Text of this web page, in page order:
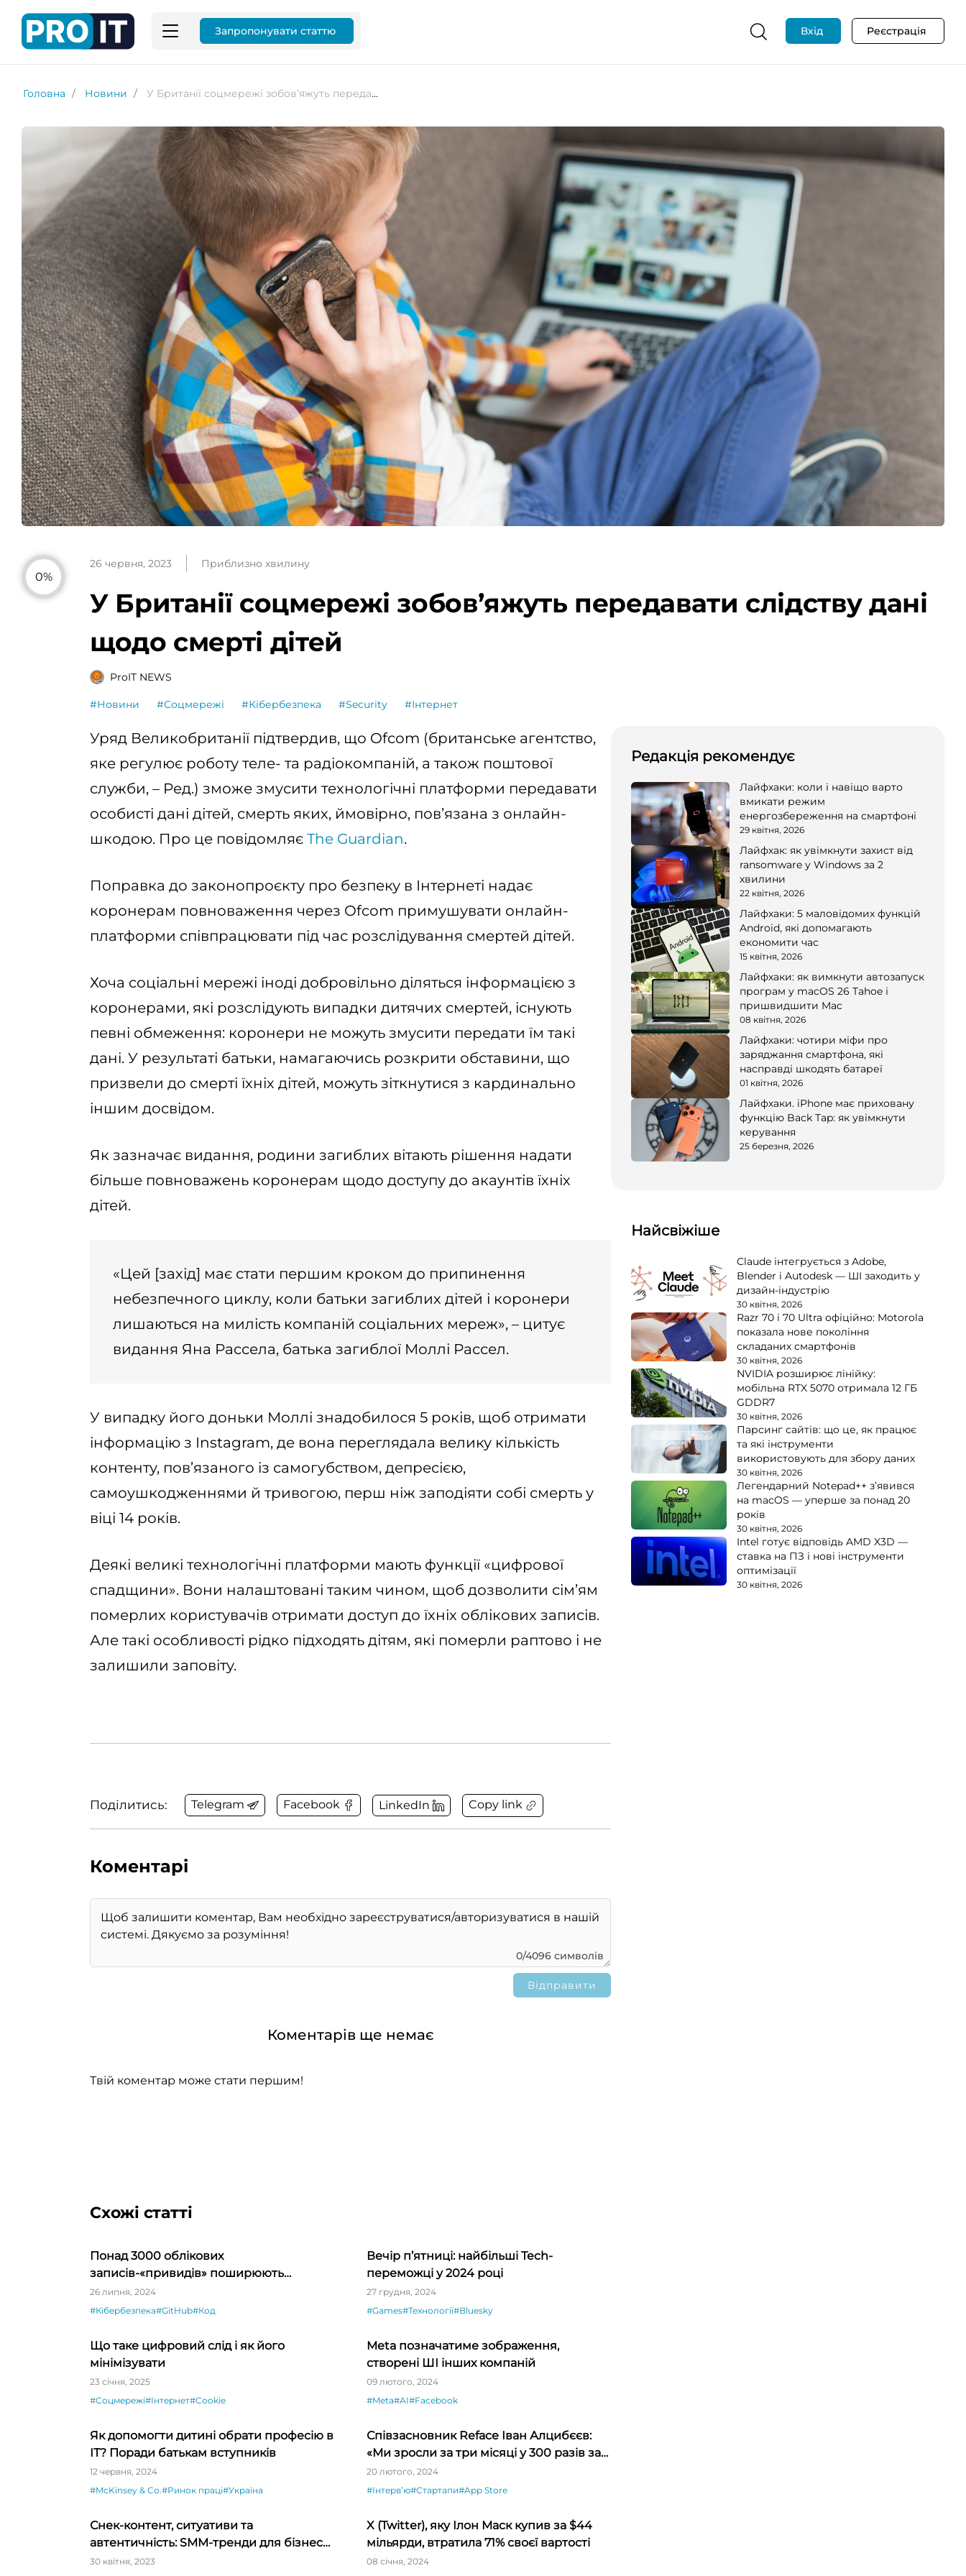
Запропонувати статтю Вхід Реєстрація
Головна Новини У Британії соцмережі зобов’яжуть передавати слідству дані щодо смерті дітей
0%
26 червня, 2023 Приблизно хвилину
У Британії соцмережі зобов’яжуть передавати слідству дані
щодо смерті дітей
ProIT NEWS
#Новини #Соцмережі #Кібербезпека #Security #Інтернет
Уряд Великобританії підтвердив, що Ofcom (британське агентство,
яке регулює роботу теле- та радіокомпаній, а також поштової
служби, – Ред.) зможе змусити технологічні платформи передавати
особисті дані дітей, смерть яких, ймовірно, пов’язана з онлайн-
шкодою. Про це повідомляє The Guardian.
Поправка до законопроєкту про безпеку в Інтернеті надає
коронерам повноваження через Ofcom примушувати онлайн-
платформи співпрацювати під час розслідування смертей дітей.
Хоча соціальні мережі іноді добровільно діляться інформацією з
коронерами, які розслідують випадки дитячих смертей, існують
певні обмеження: коронери не можуть змусити передати їм такі
дані. У результаті батьки, намагаючись розкрити обставини, що
призвели до смерті їхніх дітей, можуть зіткнутися з кардинально
іншим досвідом.
Як зазначає видання, родини загиблих вітають рішення надати
більше повноважень коронерам щодо доступу до акаунтів їхніх
дітей.
«Цей [захід] має стати першим кроком до припинення
небезпечного циклу, коли батьки загиблих дітей і коронери
лишаються на милість компаній соціальних мереж», – цитує
видання Яна Рассела, батька загиблої Моллі Рассел.
У випадку його доньки Моллі знадобилося 5 років, щоб отримати
інформацію з Instagram, де вона переглядала велику кількість
контенту, пов’язаного із самогубством, депресією,
самоушкодженнями й тривогою, перш ніж заподіяти собі смерть у
віці 14 років.
Деякі великі технологічні платформи мають функції «цифрової
спадщини». Вони налаштовані таким чином, щоб дозволити сім’ям
померлих користувачів отримати доступ до їхніх облікових записів.
Але такі особливості рідко підходять дітям, які померли раптово і не
залишили заповіту.
Поділитись: Telegram Facebook LinkedIn Copy link
Коментарі
0/4096 символів
Коментарів ще немає
Твій коментар може стати першим!
Схожі статті
Понад 3000 облікових
записів-«привидів» поширюють
зловмисне ПЗ на GitHub
26 липня, 2024
#Кібербезпека#GitHub#Код
Вечір п’ятниці: найбільші Tech-
переможці у 2024 році
27 грудня, 2024
#Games#Технології#Bluesky
Що таке цифровий слід і як його
мінімізувати
23 січня, 2025
#Соцмережі#Інтернет#Cookie
Meta позначатиме зображення,
створені ШІ інших компаній
09 лютого, 2024
#Meta#AI#Facebook
Як допомогти дитині обрати професію в
ІТ? Поради батькам вступників
12 червня, 2024
#McKinsey & Co.#Ринок праці#Україна
Співзасновник Reface Іван Алцибєєв:
«Ми зросли за три місяці у 300 разів за
рахунок емоції та новизни»
20 лютого, 2024
#Інтервʼю#Стартапи#App Store
Снек-контент, ситуативи та
автентичність: SMM-тренди для бізнесу
у 2023 році
30 квітня, 2023
X (Twitter), яку Ілон Маск купив за $44
мільярди, втратила 71% своєї вартості
08 січня, 2024
Редакція рекомендує
Лайфхаки: коли і навіщо варто
вмикати режим
енергозбереження на смартфоні
29 квітня, 2026
Лайфхак: як увімкнути захист від
ransomware у Windows за 2
хвилини
22 квітня, 2026
Лайфхаки: 5 маловідомих функцій
Android, які допомагають
економити час
15 квітня, 2026
Лайфхаки: як вимкнути автозапуск
програм у macOS 26 Tahoe і
пришвидшити Mac
08 квітня, 2026
Лайфхаки: чотири міфи про
заряджання смартфона, які
насправді шкодять батареї
01 квітня, 2026
Лайфхаки. iPhone має приховану
функцію Back Tap: як увімкнути
керування
25 березня, 2026
Найсвіжіше
Claude інтегрується з Adobe,
Blender і Autodesk — ШІ заходить у
дизайн-індустрію
30 квітня, 2026
Razr 70 і 70 Ultra офіційно: Motorola
показала нове покоління
складаних смартфонів
30 квітня, 2026
NVIDIA розширює лінійку:
мобільна RTX 5070 отримала 12 ГБ
GDDR7
30 квітня, 2026
Парсинг сайтів: що це, як працює
та які інструменти
використовують для збору даних
30 квітня, 2026
Легендарний Notepad++ з’явився
на macOS — уперше за понад 20
років
30 квітня, 2026
Intel готує відповідь AMD X3D —
ставка на ПЗ і нові інструменти
оптимізації
30 квітня, 2026